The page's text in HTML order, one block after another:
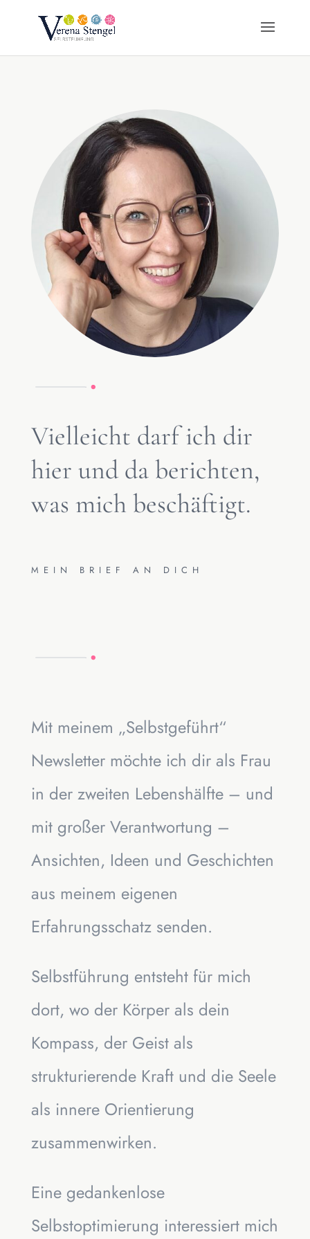
Vielleicht darf ich dir
hier und da berichten,
was mich beschäftigt.
MEIN BRIEF AN DICH
Mit meinem „Selbstgeführt“
Newsletter möchte ich dir als Frau
in der zweiten Lebenshälfte – und
mit großer Verantwortung –
Ansichten, Ideen und Geschichten
aus meinem eigenen
Erfahrungsschatz senden.
Selbstführung entsteht für mich
dort, wo der Körper als dein
Kompass, der Geist als
strukturierende Kraft und die Seele
als innere Orientierung
zusammenwirken.
Eine gedankenlose
Selbstoptimierung interessiert mich